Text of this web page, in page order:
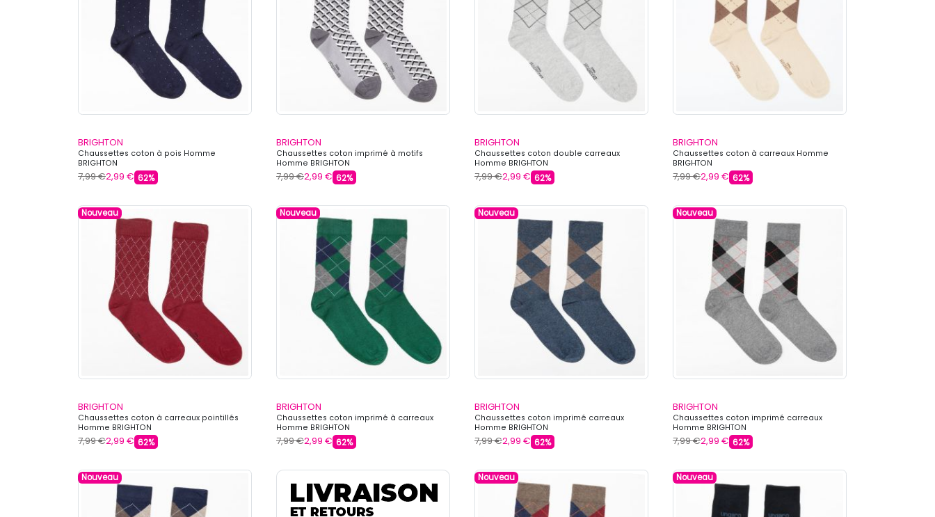
BRIGHTON
Chaussettes coton à pois Homme
BRIGHTON
7,99 €2,99 € 62%
BRIGHTON
Chaussettes coton imprimé à motifs
Homme BRIGHTON
7,99 €2,99 € 62%
BRIGHTON
Chaussettes coton double carreaux
Homme BRIGHTON
7,99 €2,99 € 62%
BRIGHTON
Chaussettes coton à carreaux Homme
BRIGHTON
7,99 €2,99 € 62%
Nouveau
BRIGHTON
Chaussettes coton à carreaux pointillés
Homme BRIGHTON
7,99 €2,99 € 62%
Nouveau
BRIGHTON
Chaussettes coton imprimé à carreaux
Homme BRIGHTON
7,99 €2,99 € 62%
Nouveau
BRIGHTON
Chaussettes coton imprimé carreaux
Homme BRIGHTON
7,99 €2,99 € 62%
Nouveau
BRIGHTON
Chaussettes coton imprimé carreaux
Homme BRIGHTON
7,99 €2,99 € 62%
Nouveau Nouveau Nouveau